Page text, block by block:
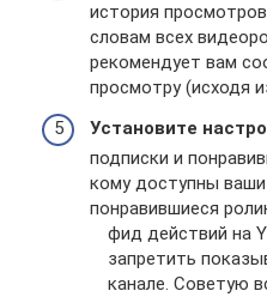
история
словам всех
рекомендует вам
просмотру (исходя
Установите
подписки и
кому доступны
понравившиеся
фид действий на
запретить
канале. Советую